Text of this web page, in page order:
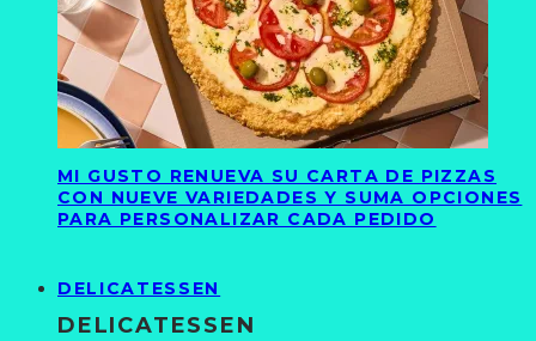
MI GUSTO RENUEVA SU CARTA DE PIZZAS
CON NUEVE VARIEDADES Y SUMA OPCIONES
PARA PERSONALIZAR CADA PEDIDO
DELICATESSEN
DELICATESSEN